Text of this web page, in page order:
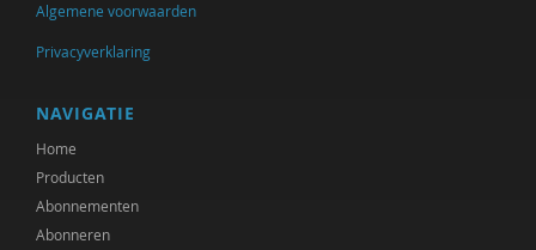
Algemene voorwaarden
Privacyverklaring
NAVIGATIE
Home
Producten
Abonnementen
Abonneren